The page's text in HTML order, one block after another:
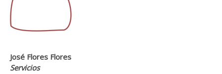
José Flores Flores
Servicios